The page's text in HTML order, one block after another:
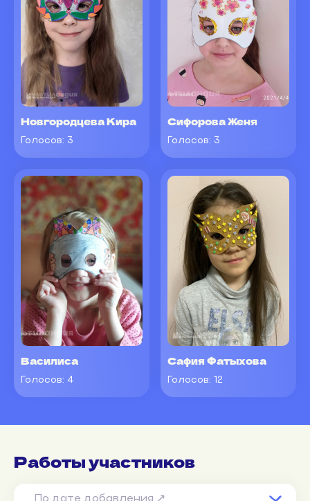
Новгородцева Кира
Голосов: 3
Сифорова Женя
Голосов: 3
Василиса
Голосов: 4
Сафия Фатыхова
Голосов: 12
Работы участников
По дате добавления ↗